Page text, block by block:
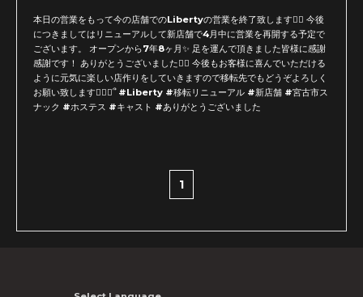
本日の営業をもって今の店舗でのLibertyの営業を終了致します🙇‍♀️ 今後
につきましてはリニューアルして新店舗で4月中に営業を再開する予定で
ございます。 オープンから7年8ヶ月✨ 足を運んで頂きました皆様に感謝
感謝です！ ありがとうございました🙇‍♂️ 今後もお客様に喜んでいただける
ように元気に楽しい店作りをしていきますので移転先でもどうぞよろしく
お願い致します🙇🏻‍♀️՞ #Liberty #移転リニューアル #新店舗 #宮古市ス
ナック #ホステス #キャスト #ありがとうございました
1